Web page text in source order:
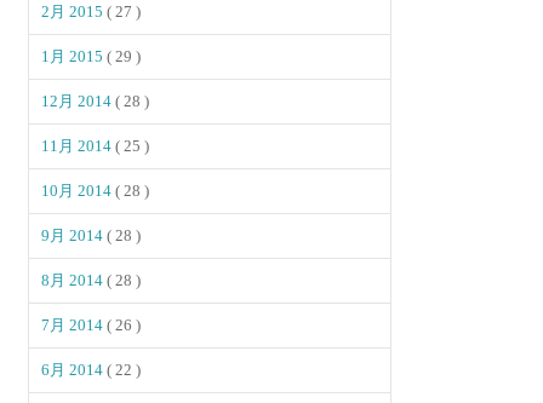
2月 2015( 27 )
1月 2015( 29 )
12月 2014( 28 )
11月 2014( 25 )
10月 2014( 28 )
9月 2014( 28 )
8月 2014( 28 )
7月 2014( 26 )
6月 2014( 22 )